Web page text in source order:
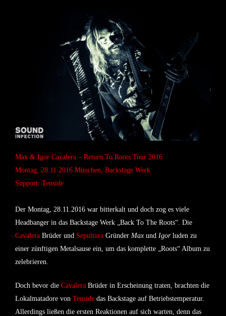
Max & Igor Cavalera – Return To Roots Tour 2016
Montag, 28.11.2016 München, Backstage Werk
Support: Tenside
Der Montag, 28.11.2016 war bitterkalt und doch zog es viele
Headbanger in das Backstage Werk „Back To The Roots“. Die
Cavalera Brüder und Sepultura Gründer Max und Igorluden zu
einer zünftigen Metalsause ein, um das komplette „Roots“ Album zu
zelebrieren.
Doch bevor die Cavalera Brüder in Erscheinung traten, brachten die
Lokalmatadore von Tenside das Backstage auf Betriebstemperatur.
Allerdings ließen die ersten Reaktionen auf sich warten, denn das